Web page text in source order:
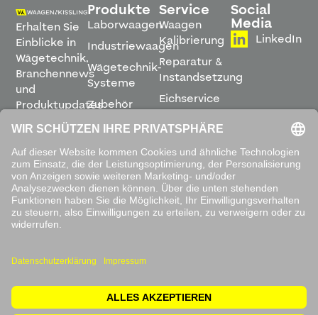
Erhalten Sie
Einblicke in
Wägetechnik,
Branchennews
und
Produktupdates
direkt in
Ihren
Posteingang.
ABONNIEREN
Sie unsere
Datenschutzbestimmungen
Produkte
Laborwaagen
Industriewaagen
Wägetechnik-
Systeme
Zubehör
Software
Service
Waagen
Kalibrierung
Reparatur &
Instandsetzung
Eichservice
Montage &
Inbetriebnahme
Leihwaagen
&
Mietservice
Social
Media
LinkedIn